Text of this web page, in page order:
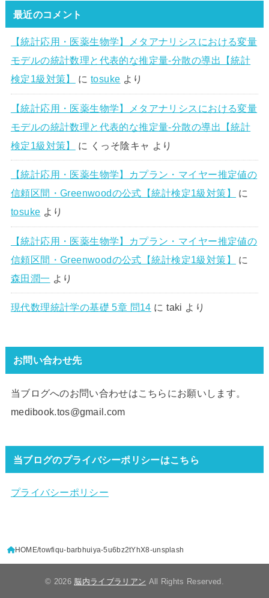
最近のコメント
【統計応用・医薬生物学】メタアナリシスにおける変量
モデルの統計数理と代表的な推定量-分散の導出【統計
検定1級対策】
にtosuke より
【統計応用・医薬生物学】メタアナリシスにおける変量
モデルの統計数理と代表的な推定量-分散の導出【統計
検定1級対策】
に くっそ陰キャ より
【統計応用・医薬生物学】カプラン・マイヤー推定値の
信頼区間・Greenwoodの公式【統計検定1級対策】
に
tosuke より
【統計応用・医薬生物学】カプラン・マイヤー推定値の
信頼区間・Greenwoodの公式【統計検定1級対策】
に
森田潤一 より
現代数理統計学の基礎 5章 問14 にtaki より
お問い合わせ先
当ブログへのお問い合わせはこちらにお願いします。
medibook.tos@gmail.com
当ブログのプライバシーポリシーはこちら
プライバシーポリシー
HOME towfiqu-barbhuiya-5u6bz2tYhX8-unsplash
© 2026 脳内ライブラリアン All Rights Reserved.